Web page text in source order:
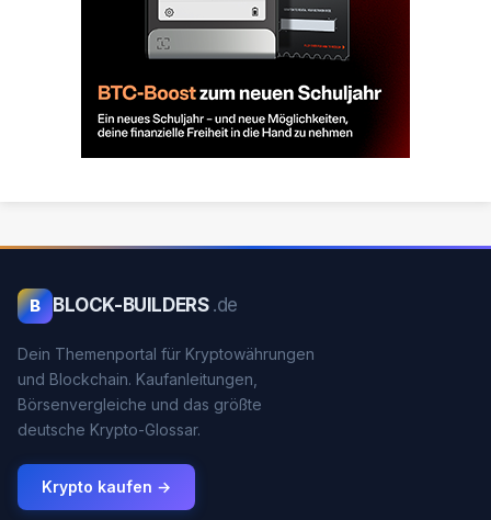
B BLOCK-BUILDERS .de
Dein Themenportal für Kryptowährungen
und Blockchain. Kaufanleitungen,
Börsenvergleiche und das größte
deutsche Krypto-Glossar.
Krypto kaufen →